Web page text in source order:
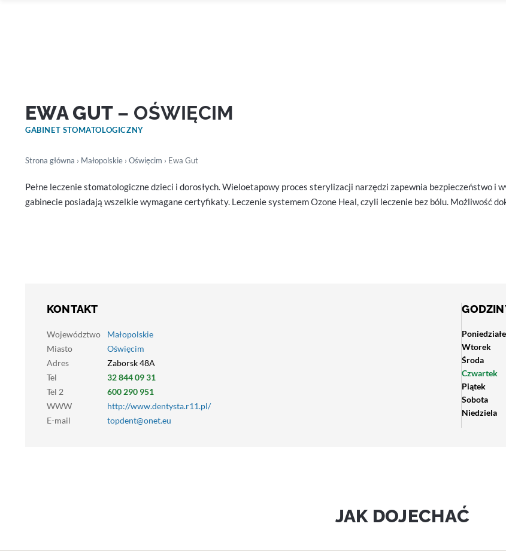
EWA GUT – OŚWIĘCIM
GABINET STOMATOLOGICZNY
Strona główna › Małopolskie › Oświęcim › Ewa Gut
Pełne leczenie stomatologiczne dzieci i dorosłych. Wieloetapowy proces sterylizacji narzędzi zapewnia bezpieczeństwo i
gabinecie posiadają wszelkie wymagane certyfikaty. Leczenie systemem Ozone Heal, czyli leczenie bez bólu. Możliwość
KONTAKT
Województwo
Małopolskie
Miasto
Oświęcim
Adres
Zaborsk 48A
Tel
32 844 09 31
Tel 2
600 290 951
WWW
http://www.dentysta.r11.pl/
E-mail
topdent@onet.eu
Wtorek
Środa
Czwartek
Piątek
Sobota
Niedziela
JAK DOJECHAĆ